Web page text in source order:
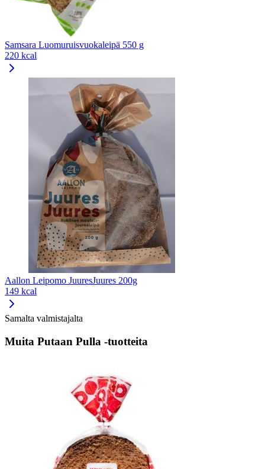
Samsara Luomuruisvuokaleipä 550 g
220 kcal
Aallon Leipomo JuuresJuures 200g
149 kcal
Samalta valmistajalta
Muita Putaan Pulla -tuotteita